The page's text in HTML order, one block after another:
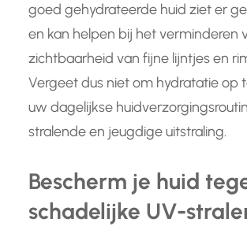
goed gehydrateerde huid ziet er
en kan helpen bij het verminderen
zichtbaarheid van fijne lijntjes en
Vergeet dus niet om hydratatie op
uw dagelijkse
stralende en jeugdige uitstraling.
Bescherm je huid
schadelijke UV-